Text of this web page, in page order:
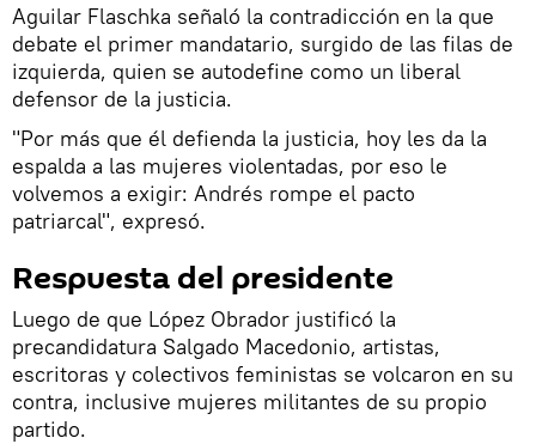
Aguilar Flaschka señaló la contradicción en la que
debate el primer mandatario, surgido de las filas de
izquierda, quien se autodefine como un liberal
defensor de la justicia.
"Por más que él defienda la justicia, hoy les da la
espalda a las mujeres violentadas, por eso le
volvemos a exigir: Andrés rompe el pacto
patriarcal", expresó.
Respuesta del presidente
Luego de que López Obrador justificó la
precandidatura Salgado Macedonio, artistas,
escritoras y colectivos feministas se volcaron en su
contra, inclusive mujeres militantes de su propio
partido.